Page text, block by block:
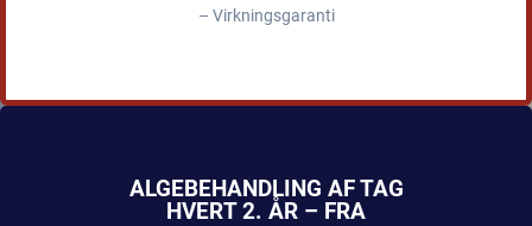
– Virkningsgaranti
ALGEBEHANDLING AF TAG
HVERT 2. ÅR – FRA